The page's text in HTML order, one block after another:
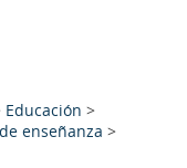
Educación >
enseñanza >